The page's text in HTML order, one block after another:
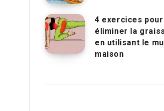
4 exercices pour
éliminer la
en utilisant le
maison